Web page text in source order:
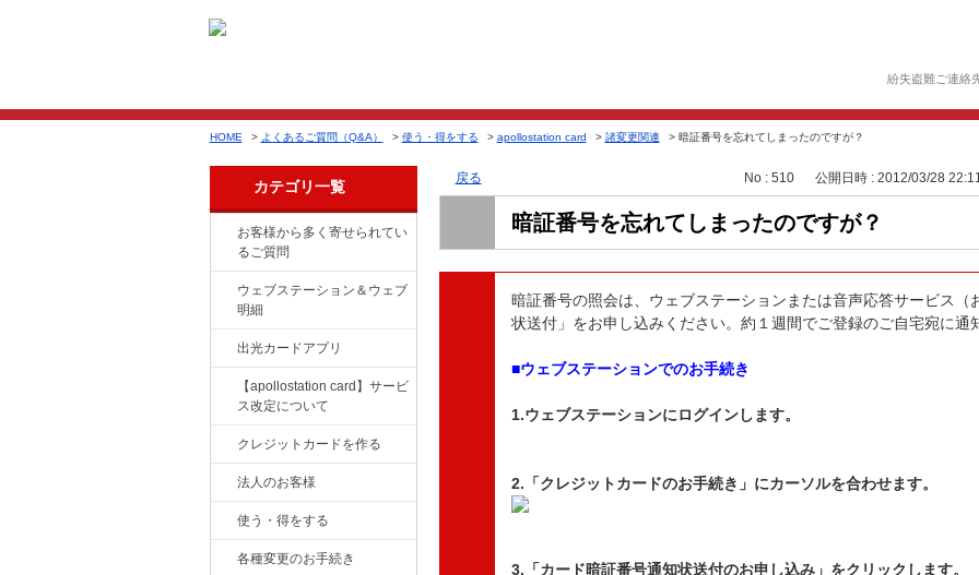
紛失盗難ご連絡
HOME > よくあるご質問（Q&A） > 使う・得をする > apollostation card > 諸変更関連 > 暗証番号を忘れてしまったのですが？
カテゴリ一覧
お客様から多く寄せられてい
るご質問
ウェブステーション＆ウェブ
明細
出光カードアプリ
【apollostation card】サービ
ス改定について
クレジットカードを作る
法人のお客様
使う・得をする
各種変更のお手続き
戻る No : 510 公開日時 : 2012/03/28
暗証番号を忘れてしまったのですが？
暗証番号の照会は、ウェブステーションまたは音声応答サービス（
状送付」をお申し込みください。約１週間でご登録のご自宅宛に通
■ウェブステーションでのお手続き
1.ウェブステーションにログインします。
2.「クレジットカードのお手続き」にカーソルを合わせます。
3.「カード暗証番号通知状送付のお申し込み」をクリックします。